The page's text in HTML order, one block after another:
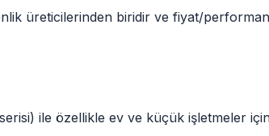
üreticilerinden biridir ve fiyat/
ile özellikle ev ve küçük işletmeler